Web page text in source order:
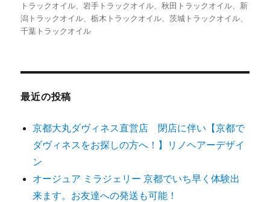
トラックオイル、岩手トラックオイル、秋田トラックオイル、新
潟トラックオイル、栃木トラックオイル、茨城トラックオイル、
千葉トラックオイル
最近の投稿
京都大丸ダヴィネス直営店 閉店に伴い【京都で
ダヴィネスをお探しの方へ！】リノヘアーデザイ
ン
オージュア ミラジェリー 京都でいち早く体験出
来ます。お友達への発送も可能！